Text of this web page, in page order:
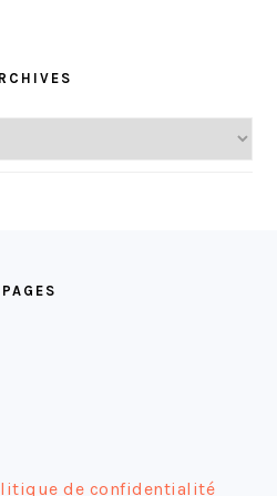
PAGES
de confidentialité